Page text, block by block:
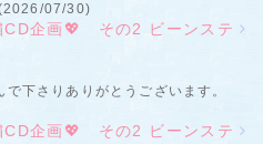
07/30)
CD企画💖 その2 ビーンステ
下さりありがとうございます。
CD企画💖 その2 ビーンステ